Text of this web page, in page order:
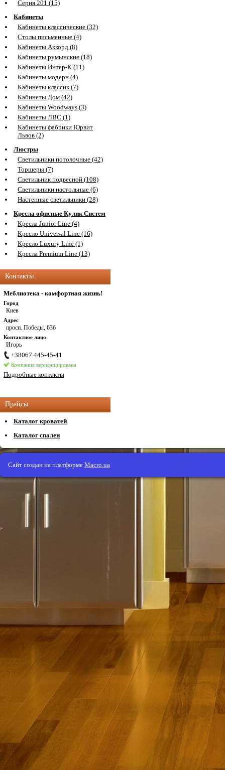
Серия 201 (15)
Кабинеты
Кабинеты классические (32)
Столы письменные (4)
Кабинеты Аккорд (8)
Кабинеты румынские (18)
Кабинеты Интер-К (11)
Кабинеты модерн (4)
Кабинеты классик (7)
Кабинеты Дом (42)
Кабинеты Woodways (3)
Кабинеты ЛВС (1)
Кабинеты фабрики Юрвит
Львов (2)
Люстры
Светильники потолочные (42)
Торшеры (7)
Светильник подвесной (108)
Светильники настольные (6)
Настенные светильники (28)
Кресла офисные Кулик Систем
Кресла Junior Line (4)
Кресло Universal Line (16)
Кресло Luxury Line (1)
Кресла Premium Line (13)
Контакты
Меблиотека - комфортная жизнь!
Город
Киев
Адрес
просп. Победы, 63б
Контактное лицо
Игорь
+38067 445-45-41
Компания верифицирована
Подробные контакты
Прайсы
Каталог кроватей
Каталог спален
Сайт создан на платформе Macro.ua